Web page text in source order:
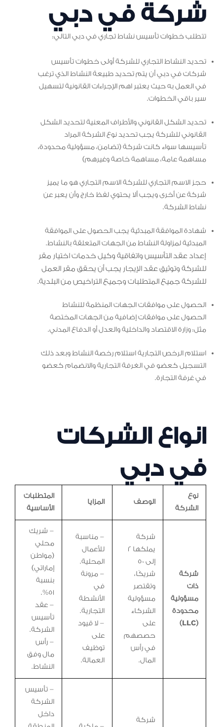
شركة في دبي
تتطلب خطوات تأسيس نشاط تجاري في دبي التالي:
تحديد النشاط التجاري للشركة أولى خطوات تأسيس
شركات في دبي أن يتم تحديد طبيعة النشاط الذي ترغب
في العمل به حيث يعتبر اهم الإجراءات القانونية لتسهيل
سير باقي الخطوات.
تحديد الشكل القانوني والأطراف المعنية لتحديد الشكل
القانوني للشركة يجب تحديد نوع الشركة المراد
تأسيسها سواء كانت شركة (تضامن، مسؤولية محدودة،
مساهمة عامة، مساهمة خاصة وغيرهم)
حجز الاسم التجاري للشركة الاسم التجاري هو ما يميز
شركة عن أخرى ويجب ألا يحتوي لفظ خارج وأن يعبر عن
نشاط الشركة.
شهادة الموافقة المبدئية يجب الحصول على الموافقة
المبدئية لمزاولة النشاط من الجهات المتعلقة بالنشاط.
إعداد عقد التأسيس واتفاقية وكيل خدماتاختيار مقر
للشركة وتوثيق عقد الإيجار يجب أن يحقق مقر العمل
للشركة جميع المتطلبات وجميع التراخيص من البلدية.
الحصول على موافقات الجهات المنظمة للنشاط
الحصول على موافقات إضافية من الجهات المختصة
مثل: وزارة الاقتصاد والداخلية والعدل أو الدفاع المدني.
استلام الرخص التجارية استلام رخصة النشاط وبعد ذلك
التسجيل كعضو في الغرفة التجارية والانضمام كعضو
في غرفة التجارة.
انواع الشركات
في دبي
نوع
الشركة
الوصف المزايا
المتطلبات
الأساسية
شركة
ذات
مسؤولية
محدودة
(LLC)
شركة
يملكها 2
إلى 50
شريكًا،
وتقتصر
مسؤولية
الشركاء
على
حصصهم
في رأس
المال.
– مناسبة
للأعمال
المحلية.
– مرونة
في
الأنشطة
التجارية.
– لا قيود
على
توظيف
العمالة.
– شريك
محلي
(مواطن
إماراتي)
بنسبة
51%.
– عقد
تأسيس
الشركة.
– رأس
مال وفق
النشاط.
شركة
– تأسيس
الشركة
داخل